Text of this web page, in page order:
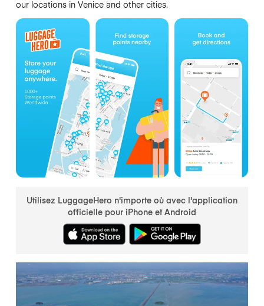
our locations in Venice and other cities.
Utilisez LuggageHero n'importe où avec l'application
officielle pour iPhone et Android